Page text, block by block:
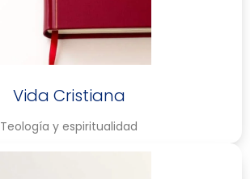
Vida Cristiana
Teología y espiritualidad